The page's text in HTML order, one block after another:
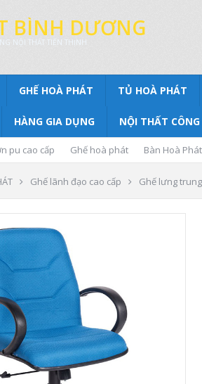
BÌNH DƯƠNG
NỘI THẤT TIẾN THỊNH
GHẾ HOÀ PHÁT TỦ HOÀ PHÁT
HÀNG GIA DỤNG NỘI THẤT
pu cao cấp Ghế hoà phát Bàn Hoà Phát
Ghế lãnh đạo cao cấp Ghế lưng trung